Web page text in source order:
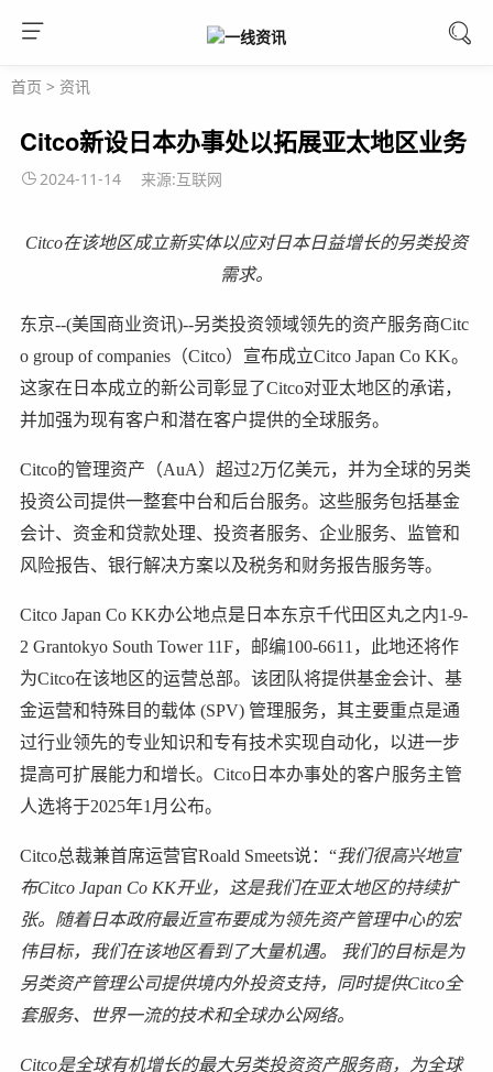
首页 > 资讯
Citco新设日本办事处以拓展亚太地区业务
2024-11-14 来源:互联网
Citco在该地区成立新实体以应对日本日益增长的另类投资
需求。
东京--(美国商业资讯)--另类投资领域领先的资产服务商Citc
o group of companies（Citco）宣布成立Citco Japan Co KK。
这家在日本成立的新公司彰显了Citco对亚太地区的承诺，
并加强为现有客户和潜在客户提供的全球服务。
Citco的管理资产（AuA）超过2万亿美元，并为全球的另类
投资公司提供一整套中台和后台服务。这些服务包括基金
会计、资金和贷款处理、投资者服务、企业服务、监管和
风险报告、银行解决方案以及税务和财务报告服务等。
Citco Japan Co KK办公地点是日本东京千代田区丸之内1-9-
2 Grantokyo South Tower 11F，邮编100-6611，此地还将作
为Citco在该地区的运营总部。该团队将提供基金会计、基
金运营和特殊目的载体 (SPV) 管理服务，其主要重点是通
过行业领先的专业知识和专有技术实现自动化，以进一步
提高可扩展能力和增长。Citco日本办事处的客户服务主管
人选将于2025年1月公布。
Citco总裁兼首席运营官Roald Smeets说：“我们很高兴地宣
布Citco Japan Co KK开业，这是我们在亚太地区的持续扩
张。随着日本政府最近宣布要成为领先资产管理中心的宏
伟目标，我们在该地区看到了大量机遇。 我们的目标是为
另类资产管理公司提供境内外投资支持，同时提供Citco全
套服务、世界一流的技术和全球办公网络。
Citco是全球有机增长的最大另类投资资产服务商，为全球